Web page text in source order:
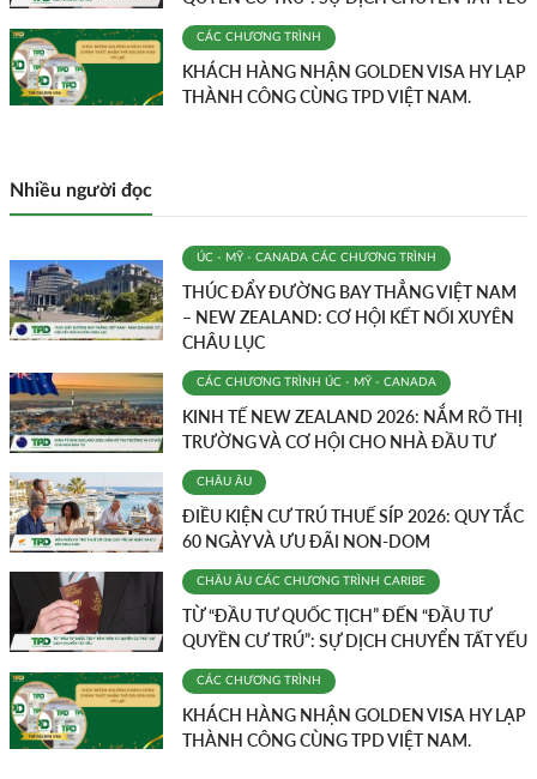
CÁC CHƯƠNG TRÌNH
KHÁCH HÀNG NHẬN GOLDEN VISA HY LẠP
THÀNH CÔNG CÙNG TPD VIỆT NAM.
Nhiều người đọc
ÚC - MỸ - CANADA CÁC CHƯƠNG TRÌNH
THÚC ĐẨY ĐƯỜNG BAY THẲNG VIỆT NAM
– NEW ZEALAND: CƠ HỘI KẾT NỐI XUYÊN
CHÂU LỤC
CÁC CHƯƠNG TRÌNH ÚC - MỸ - CANADA
KINH TẾ NEW ZEALAND 2026: NẮM RÕ THỊ
TRƯỜNG VÀ CƠ HỘI CHO NHÀ ĐẦU TƯ
CHÂU ÂU
ĐIỀU KIỆN CƯ TRÚ THUẾ SÍP 2026: QUY TẮC
60 NGÀY VÀ ƯU ĐÃI NON-DOM
CHÂU ÂU CÁC CHƯƠNG TRÌNH CARIBE
TỪ “ĐẦU TƯ QUỐC TỊCH” ĐẾN “ĐẦU TƯ
QUYỀN CƯ TRÚ”: SỰ DỊCH CHUYỂN TẤT YẾU
CÁC CHƯƠNG TRÌNH
KHÁCH HÀNG NHẬN GOLDEN VISA HY LẠP
THÀNH CÔNG CÙNG TPD VIỆT NAM.